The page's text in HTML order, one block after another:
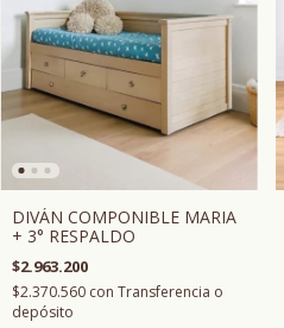
DIVÁN COMPONIBLE MARIA
+ 3° RESPALDO
$2.963.200
$2.370.560 con Transferencia o
depósito